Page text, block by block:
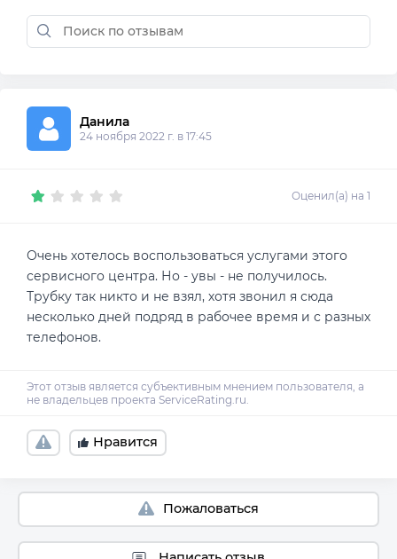
Данила
24 ноября 2022 г. в 17:45
Оценил(а) на 1
Очень хотелось воспользоваться услугами этого
сервисного центра. Но - увы - не получилось.
Трубку так никто и не взял, хотя звонил я сюда
несколько дней подряд в рабочее время и с разных
Нравится
Пожаловаться